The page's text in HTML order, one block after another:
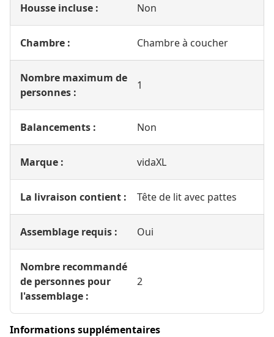
Housse incluse : Non
Chambre : Chambre à coucher
Nombre maximum de
personnes :
1
Balancements : Non
Marque : vidaXL
La livraison contient : Tête de lit avec pattes
Assemblage requis : Oui
Nombre recommandé
de personnes pour
l'assemblage :
2
Informations supplémentaires